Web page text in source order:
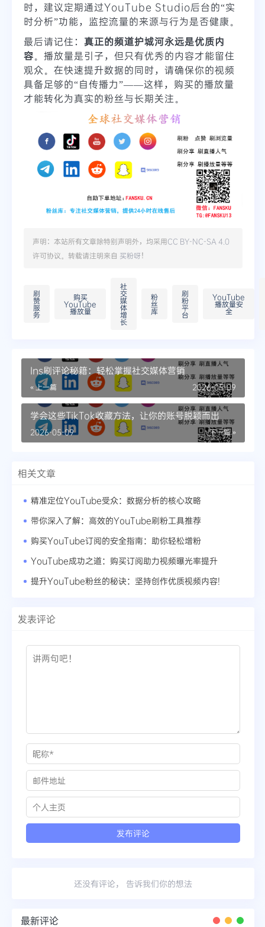
时，建议定期通过YouTube Studio后台的“实
时分析”功能，监控流量的来源与行为是否健康。
最后请记住： 真正的频道护城河永远是优质内
容。播放量是引子，但只有优秀的内容才能留住
观众。在快速提升数据的同时，请确保你的视频
具备足够的“自传播力”——这样，购买的播放量
才能转化为真实的粉丝与长期关注。
声明：本站所有文章除特别声明外，均采用CC BY-NC-SA 4.0
许可协议。转载请注明来自 买粉呀！
刷
赞
服
务
购买
YouTube
播放量
社
交
媒
体
增
长
粉
丝
库
刷
粉
平
台
YouTube
播放量安
全
Ins刷评论秘籍：轻松掌握社交媒体营销
« 上一篇 2026-05-09
学会这些TikTok收藏方法，让你的账号脱颖而出
下一篇 »
2026-05-09
相关文章
精准定位YouTube受众：数据分析的核心攻略
带你深入了解：高效的YouTube刷粉工具推荐
购买YouTube订阅的安全指南：助你轻松增粉
YouTube成功之道：购买订阅助力视频曝光率提升
提升YouTube粉丝的秘诀：坚持创作优质视频内容!
发表评论
还没有评论， 告诉我们你的想法
最新评论